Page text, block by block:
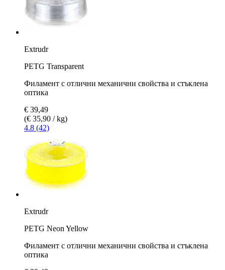
Extrudr
PETG Transparent
Филамент с отлични механични свойства и стъклена
оптика
€ 39,49
(€ 35,90 / kg)
4.8 (42)
Extrudr
PETG Neon Yellow
Филамент с отлични механични свойства и стъклена
оптика